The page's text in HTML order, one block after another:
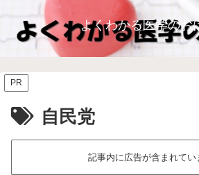
よくわかる医学のお
PR
自民党
記事内に広告が含まれてい